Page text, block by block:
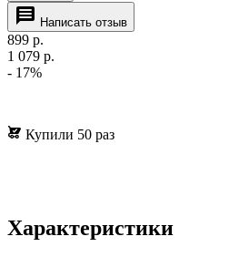
Написать отзыв
899 р.
1 079 р.
- 17%
Купили 50 раз
Характеристики